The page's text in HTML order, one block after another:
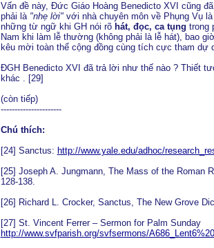
Vấn đề này, Đức Giáo Hoàng Benedicto XVI cũng
phải là "nhẹ lời"với nhà chuyên môn về Phụng Vụ
những từ ngữ khi GH nói rõ hát, đọc, ca tụng trong
Nam khi làm lễ thường (không phải là lễ hát), bao
kêu mời toàn thể cộng đồng cùng tích cực tham dự
ĐGH Benedicto XVI đã trả lời như thế nào ? Thiết
khác . [29]
(còn tiếp)
----------------------
Chú thích:
[24] Sanctus: http://www.yale.edu/adhoc/
[25] Joseph A. Jungmann, The Mass of the Roman
128-138.
[26] Richard L. Crocker, Sanctus, The New Grove
[27] St. Vincent Ferrer – Sermon for Palm Sunday
http://www.svfparish.org/svfsermons/